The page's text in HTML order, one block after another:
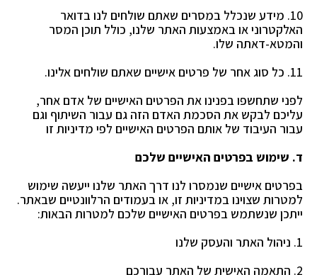
10. מידע שנכלל במסרים שאתם שולחים לנו בדואר
האלקטרוני או באמצעות האתר שלנו, כולל תוכן המסר
והמטא-דאתה שלו.
11. כל סוג אחר של פרטים אישיים שאתם שולחים אלינו.
לפני שתחשפו בפנינו את הפרטים האישיים של אדם אחר,
עליכם לבקש את הסכמת האדם הזה גם עבור השיתוף וגם
עבור העיבוד של אותם הפרטים האישיים לפי מדיניות זו
ד. שימוש בפרטים האישיים שלכם
בפרטים אישיים שנמסרו לנו דרך האתר שלנו ייעשה שימוש
למטרות שצוינו במדיניות זו, או בעמודים הרלוונטיים שבאתר.
ייתכן שנשתמש בפרטים האישיים שלכם למטרות הבאות:
1. ניהול האתר והעסק שלנו
2. התאמה האישית של האתר עבורכם